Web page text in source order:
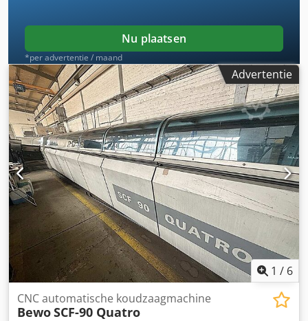
Nu plaatsen
*per advertentie / maand
Advertentie
1 / 6
CNC automatische koudzaagmachine
BewoSCF-90 Quatro